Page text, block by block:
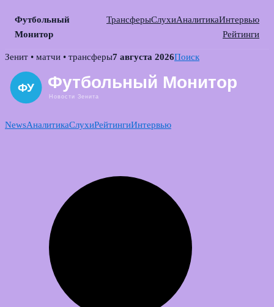
Футбольный
Монитор
ТрансферыСлухиАналитикаИнтервью
Рейтинги
Skip
content
Зенит • матчи • трансферы7 августа 2026Поиск
NewsАналитикаСлухиРейтингиИнтервью